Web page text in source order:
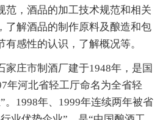
范，酒品的加工技术规范和相关
了解酒品的制作原料及酿造和包
感性的认识，了解概况等。
家庄市制酒厂建于1948年，是国
年河北省轻工厅命名为全省轻
。1998年、1999年连续两年被省